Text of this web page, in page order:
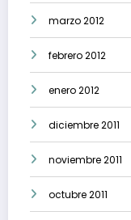
marzo 2012
febrero 2012
enero 2012
diciembre 2011
noviembre 2011
octubre 2011